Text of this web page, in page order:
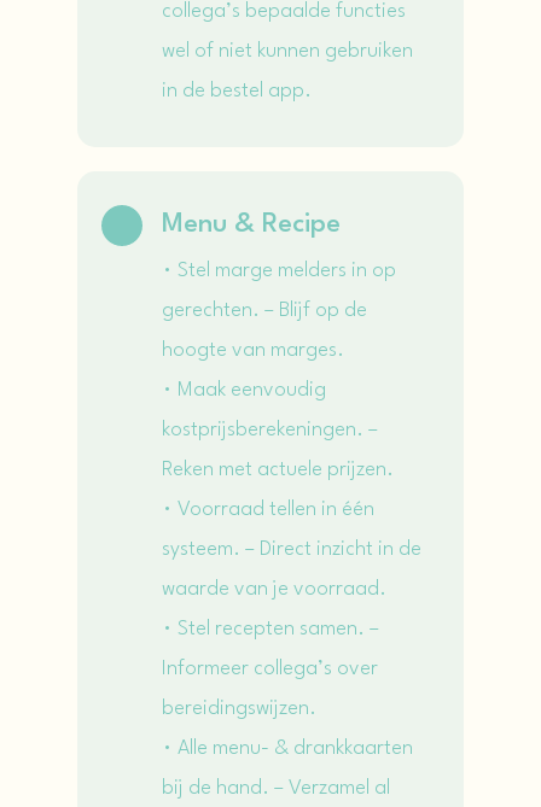
collega’s bepaalde functies
wel of niet kunnen gebruiken
in de bestel app.
Menu & Recipe
• Stel marge melders in op
gerechten. – Blijf op de
hoogte van marges.
• Maak eenvoudig
kostprijsberekeningen. –
Reken met actuele prijzen.
• Voorraad tellen in één
systeem. – Direct inzicht in de
waarde van je voorraad.
• Stel recepten samen. –
Informeer collega’s over
bereidingswijzen.
• Alle menu- & drankkaarten
bij de hand. – Verzamel al